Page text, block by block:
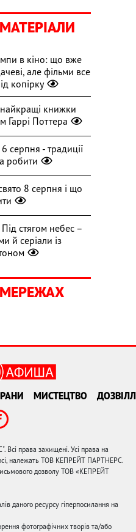
в кіно: що вже
але фільми все
копірку
книжки
Гаррі Поттера
серпня - традиції
робити
8 серпня і що
стягом небес –
й серіали із
МИСТЕЦТВО
права захищені. Усі права на
належать ТОВ КЕПРЕЙТ ПАРТНЕРС.
дозволу ТОВ «КЕПРЕЙТ
даного ресурсу гіперпосилання на
фотографічних творів та/або